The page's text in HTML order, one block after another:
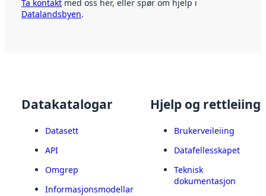
Ta kontakt med oss her, eller spør om hjelp i
Datalandsbyen.
Datakatalogar
Datasett
API
Omgrep
Informasjonsmodellar
Hjelp og rettleiing
Brukerveileiing
Datafellesskapet
Teknisk
dokumentasjon